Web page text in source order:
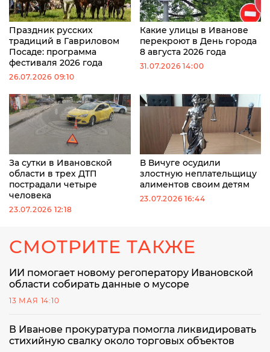
Праздник русских
традиций в Гавриловом
Посаде: программа
фестиваля 2026 года
26.07.2026 09:10
Какие улицы в Иванове
перекроют в День города
8 августа 2026 года
31.07.2026 14:00
За сутки в Ивановской
области в трех ДТП
пострадали четыре
человека
23.07.2026 12:18
В Вичуге осудили
злостную неплательщицу
алиментов своим детям
23.07.2026 16:44
СМОТРИТЕ ТАКЖЕ
ИИ помогает новому регоператору Ивановской
области собирать данные о мусоре
13 МАЯ 14:10
В Иванове прокуратура помогла ликвидировать
стихийную свалку около торговых объектов